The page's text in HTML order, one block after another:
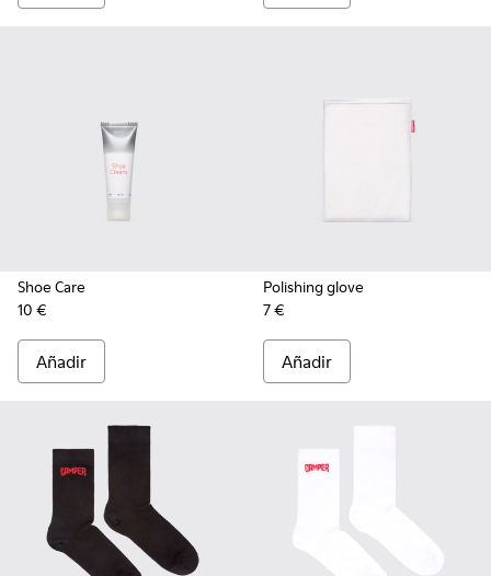
Shoe Care
10 €
Añadir
Polishing glove
7 €
Añadir